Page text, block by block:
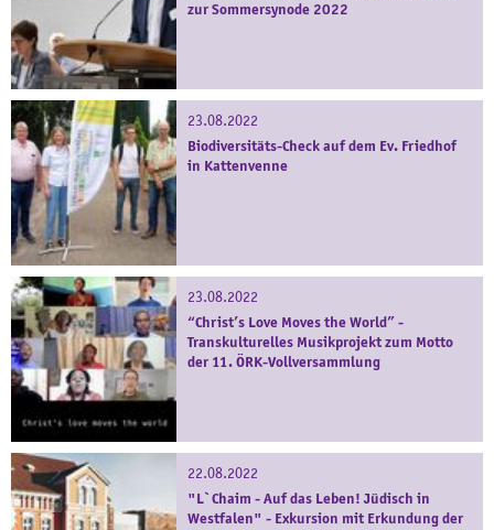
zur Sommersynode 2022
23.08.2022
Biodiversitäts-Check auf dem Ev. Friedhof
in Kattenvenne
23.08.2022
“Christ’s Love Moves the World” -
Transkulturelles Musikprojekt zum Motto
der 11. ÖRK-Vollversammlung
22.08.2022
"L`Chaim - Auf das Leben! Jüdisch in
Westfalen" - Exkursion mit Erkundung der